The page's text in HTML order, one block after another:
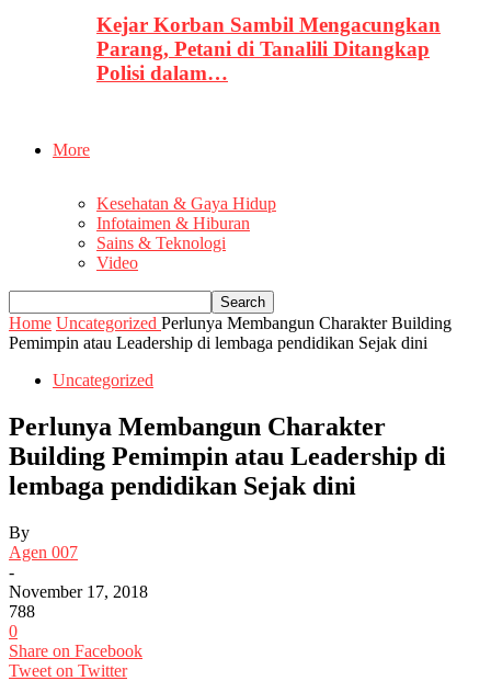
Kejar Korban Sambil Mengacungkan
Parang, Petani di Tanalili Ditangkap
Polisi dalam…
More
Kesehatan & Gaya Hidup
Infotaimen & Hiburan
Sains & Teknologi
Video
Home Uncategorized Perlunya Membangun Charakter Building
Pemimpin atau Leadership di lembaga pendidikan Sejak dini
Uncategorized
Perlunya Membangun Charakter
Building Pemimpin atau Leadership di
lembaga pendidikan Sejak dini
By
Agen 007
-
November 17, 2018
788
0
Share on Facebook
Tweet on Twitter